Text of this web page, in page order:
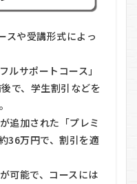
スや受講形式によっ
ルサポートコース」
で、学生割引などを
追加された「プレミ
36万円で、割引を適
可能で、コースには